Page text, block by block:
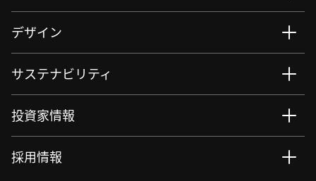
デザイン
サステナビリティ
投資家情報
採用情報